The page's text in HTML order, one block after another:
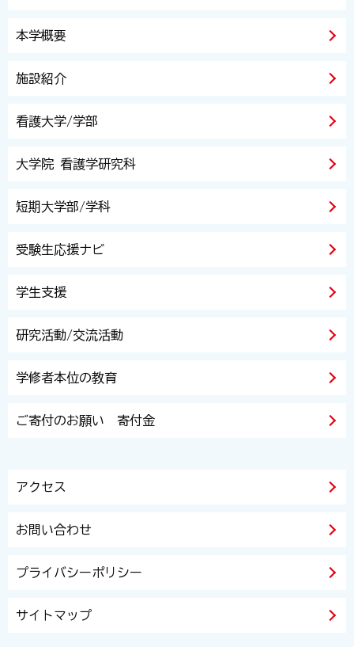
本学概要
施設紹介
看護大学/学部
大学院 看護学研究科
短期大学部/学科
受験生応援ナビ
学生支援
研究活動/交流活動
学修者本位の教育
ご寄付のお願い 寄付金
アクセス
お問い合わせ
プライバシーポリシー
サイトマップ